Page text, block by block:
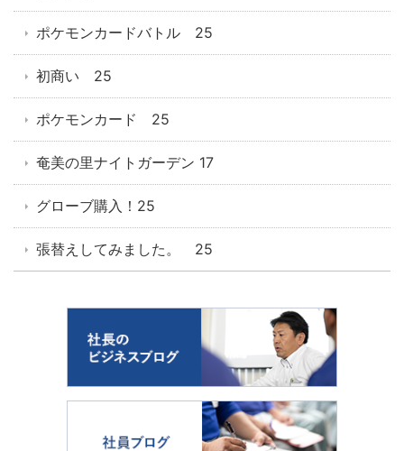
ポケモンカードバトル 25
初商い 25
ポケモンカード 25
奄美の里ナイトガーデン 17
グローブ購入！25
張替えしてみました。 25